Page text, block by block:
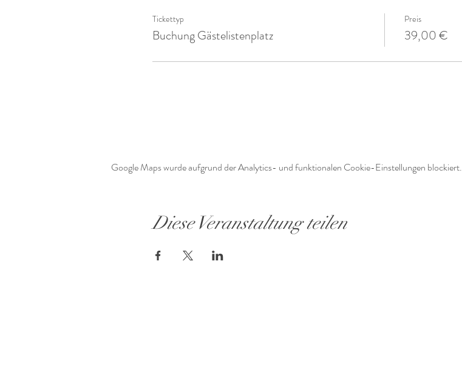
Tickettyp
Buchung Gästelistenplatz
Preis
39,00 €
Google Maps wurde aufgrund der Analytics- und funktionalen Cookie-Einstellungen blockiert.
Diese Veranstaltung teilen